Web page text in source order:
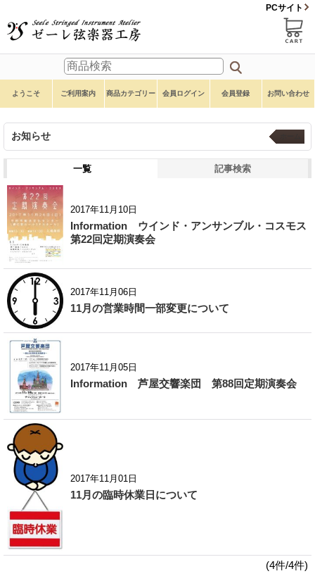
PCサイト
ようこそ ご利用案内 商品カテゴリー 会員ログイン 会員登録 お問い合わせ
お知らせ
一覧 記事検索
2017年11月10日
Information ウインド・アンサンブル・コスモス
第22回定期演奏会
2017年11月06日
11月の営業時間一部変更について
2017年11月05日
Information 芦屋交響楽団 第88回定期演奏会
2017年11月01日
11月の臨時休業日について
(4件/4件)